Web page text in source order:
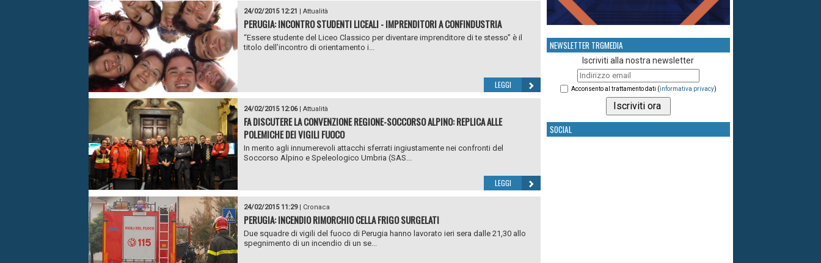
24/02/2015 12:21 Attualità
PERUGIA: INCONTRO STUDENTI LICEALI - IMPRENDITORI A CONFINDUSTRIA
“Essere studente del Liceo Classico per diventare imprenditore di te stesso” è il
titolo dell’incontro di orientamento i...
LEGGI
24/02/2015 12:06| Attualità
FA DISCUTERE LA CONVENZIONE REGIONE-SOCCORSO ALPINO: REPLICA ALLE
POLEMICHE DEI VIGILI FUOCO
In merito agli innumerevoli attacchi sferrati ingiustamente nei confronti del
Soccorso Alpino e Speleologico Umbria (SAS...
LEGGI
24/02/2015 11:29| Cronaca
PERUGIA: INCENDIO RIMORCHIO CELLA FRIGO SURGELATI
Due squadre di vigili del fuoco di Perugia hanno lavorato ieri sera dalle 21,30 allo
spegnimento di un incendio di un se...
NEWSLETTER TRGMEDIA
Iscriviti alla nostra newsletter
Acconsento al trattamento dati (informativa privacy)
SOCIAL